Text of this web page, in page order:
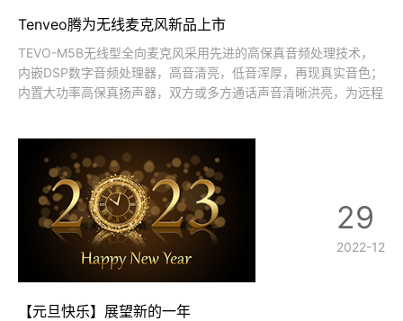
Tenveo腾为无线麦克风新品上市
TEVO-M5B无线型全向麦克风采用先进的高保真音频处理技术，
内嵌DSP数字音频处理器，高音清亮，低音浑厚，再现真实音色；
内置大功率高保真扬声器，双方或多方通话声音清晰洪亮，为远程
会议室；搭载智
【元旦快乐】展望新的一年
29
2022-12